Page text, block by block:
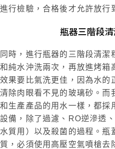
進行檢驗，合格後才允許放行
瓶器三階段
同時，進行瓶器的三階段清
和純水沖洗兩次，再放進烤箱
效果要比氣洗更佳，因為水的
清除肉眼看不見的玻璃砂。而
和生產產品的用水一樣，都採
設備，除了過濾、RO逆滲透
水質用）以及殺菌的過程。瓶
質，必須使用高壓空氣噴槍去